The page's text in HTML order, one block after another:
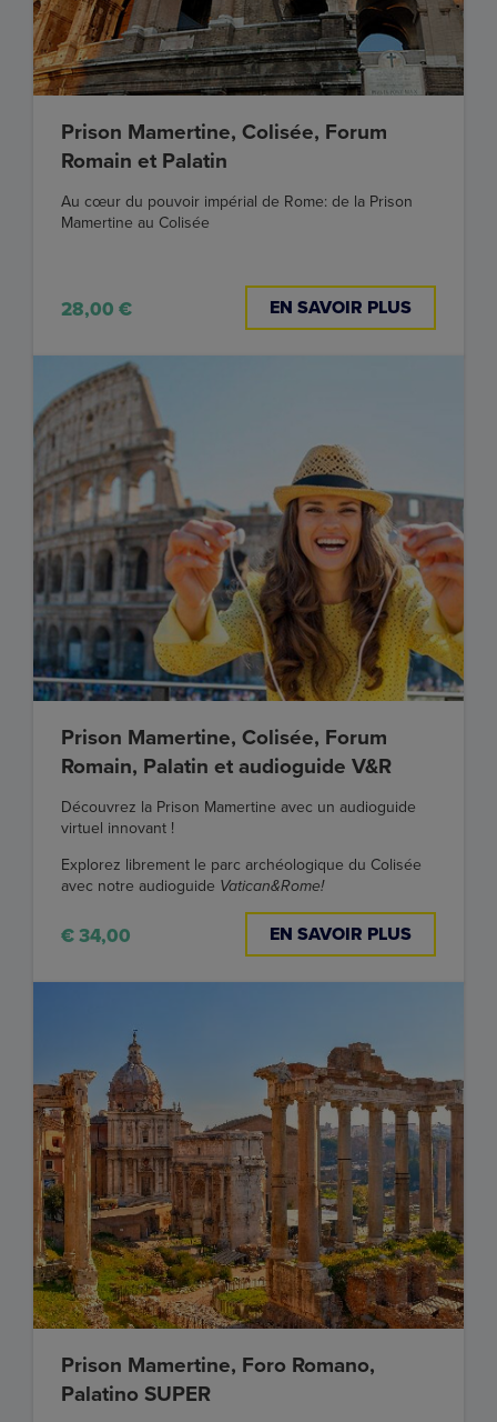
Prison Mamertine, Colisée, Forum
Romain et Palatin
Au cœur du pouvoir impérial de Rome: de la Prison
Mamertine au Colisée
28,00 € EN SAVOIR PLUS
Prison Mamertine, Colisée, Forum
Romain, Palatin et audioguide V&R
Découvrez la Prison Mamertine avec un audioguide
virtuel innovant !
Explorez librement le parc archéologique du Colisée
avec notre audioguide Vatican&Rome!
€ 34,00 EN SAVOIR PLUS
Prison Mamertine, Foro Romano,
Palatino SUPER